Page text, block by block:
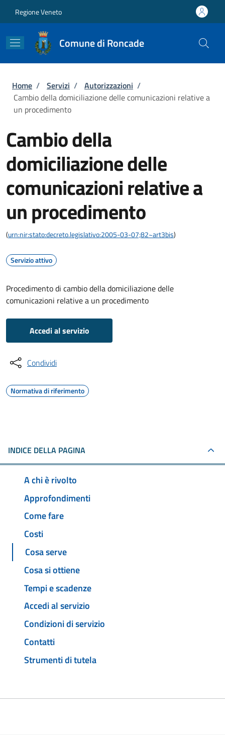
Regione Veneto
Comune di Roncade
Briciole di pane
Home / Servizi / Autorizzazioni /
Cambio della domiciliazione delle comunicazioni relative a
un procedimento
Cambio della
domiciliazione delle
comunicazioni relative a
un procedimento
(urn:nir:stato:decreto.legislativo:2005-03-07;82~art3bis)
Servizio attivo
Procedimento di cambio della domiciliazione delle
comunicazioni relative a un procedimento
Accedi al servizio
Condividi
Normativa di riferimento
INDICE DELLA PAGINA
A chi è rivolto
Approfondimenti
Come fare
Costi
Cosa serve
Cosa si ottiene
Tempi e scadenze
Accedi al servizio
Condizioni di servizio
Contatti
Strumenti di tutela